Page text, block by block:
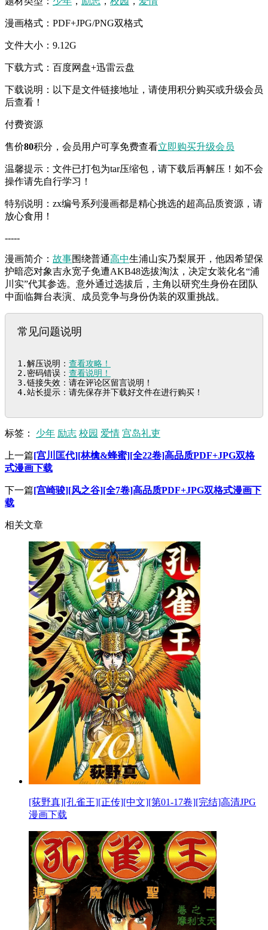
漫画格式：PDF+JPG/PNG双格式
文件大小：9.12G
下载方式：百度网盘+迅雷云盘
下载说明：以下是文件链接地址，请使用积分购买或升级会员
后查看！
付费资源
售价80积分 ，会员用户可享免费查看立即购买升级会员
温馨提示：文件已打包为tar压缩包，请下载后再解压！如不会
操作请先自行学习！
特别说明：zx编号系列漫画都是精心挑选的超高品质资源，请
放心食用！
-----
漫画简介： 故事围绕普通高中生浦山实乃梨展开，他因希望保
护暗恋对象吉永宽子免遭AKB48选拔淘汰，决定女装化名“浦
川实”代其参选。意外通过选拔后，主角以研究生身份在团队
中面临舞台表演、成员竞争与身份伪装的双重挑战。
常见问题说明
1.解压说明： 查看攻略！
2.密码错误： 查看说明！
3.链接失效：请在评论区留言说明！
4.站长提示：请先保存并下载好文件在进行购买！
标签： 少年 励志 校园 爱情 宫岛礼吏
上一篇[宫川匡代][林檎&蜂蜜][全22卷]高品质PDF+JPG双格
式漫画下载
下一篇[宫崎骏][风之谷][全7卷]高品质PDF+JPG双格式漫画下
载
相关文章
[荻野真][孔雀王][正传][中文][第01-17卷][完结]高清JPG
漫画下载